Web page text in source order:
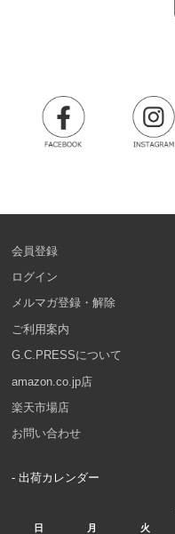
会員登録
ログイン
メルマガ登録・解除
ご利用案内
G.C.PRESSについて
amazon.co.jp店
楽天市場店
お問い合わせ
- 出荷カレンダー
日
月 火